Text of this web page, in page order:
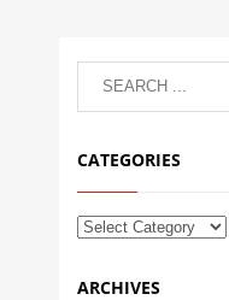
CATEGORIES
ARCHIVES